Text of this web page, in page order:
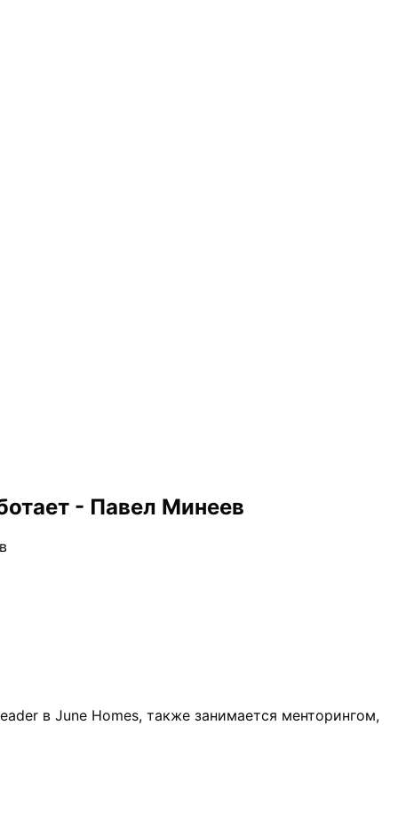
- Павел Минеев
в June Homes, также занимается менторингом,